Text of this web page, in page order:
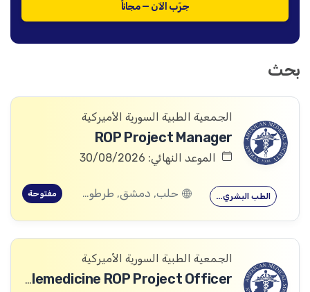
جرّب الآن — مجاناً
بحث
الجمعية الطبية السورية الأميركية
ROP Project Manager
الموعد النهائي: 30/08/2026
الطب البشري… حلب, دمشق, طرطوس, ريف دمشق, ديرالزور, درعا, السويداء, إدلب, القنيطرة, اللاذقية, الرقة, حمص, الحسكة, حماة مفتوحة
الجمعية الطبية السورية الأميركية
Telemedicine ROP Project Officer